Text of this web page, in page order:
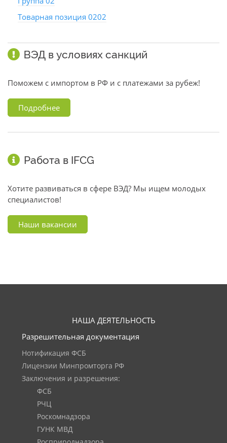
Товарная позиция 0202
ВЭД в условиях санкций
Поможем с импортом в РФ и с платежами за рубеж!
Подробнее
Работа в IFCG
Хотите развиваться в сфере ВЭД? Мы ищем молодых
специалистов!
Наши вакансии
НАША ДЕЯТЕЛЬНОСТЬ
Разрешительная документация
Нотификация ФСБ
Лицензии Минпромторга РФ
Заключения и разрешения:
ФСБ
РЧЦ
Роскомнадзора
ГУНК МВД